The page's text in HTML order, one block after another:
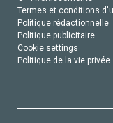
Termes et conditions
Politique rédactionnelle
Politique publicitaire
Cookie settings
Politique de la vie privée